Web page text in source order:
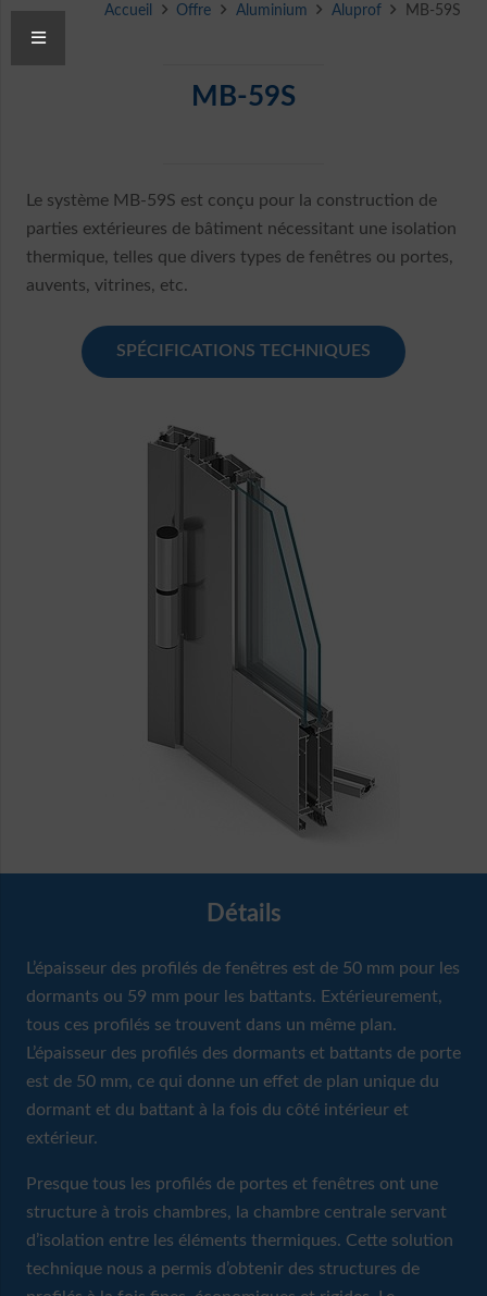
Accueil Offre Aluminium Aluprof MB-59S
MB-59S
Le système MB-59S est conçu pour la construction de
parties extérieures de bâtiment nécessitant une isolation
thermique, telles que divers types de fenêtres ou portes,
auvents, vitrines, etc.
SPÉCIFICATIONS TECHNIQUES
Détails
L’épaisseur des profilés de fenêtres est de 50 mm pour les
dormants ou 59 mm pour les battants. Extérieurement,
tous ces profilés se trouvent dans un même plan.
L’épaisseur des profilés des dormants et battants de porte
est de 50 mm, ce qui donne un effet de plan unique du
dormant et du battant à la fois du côté intérieur et
extérieur.
Presque tous les profilés de portes et fenêtres ont une
structure à trois chambres, la chambre centrale servant
d’isolation entre les éléments thermiques. Cette solution
technique nous a permis d’obtenir des structures de